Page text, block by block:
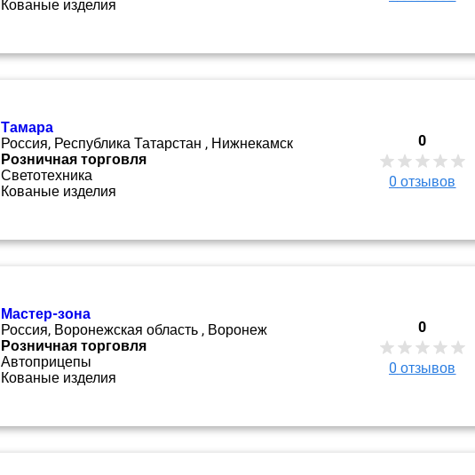
Кованые изделия
Тамара
Россия, Республика Татарстан , Нижнекамск
Розничная торговля
Светотехника
Кованые изделия
0
0 отзывов
Мастер-зона
Россия, Воронежская область , Воронеж
Розничная торговля
Автоприцепы
Кованые изделия
0
0 отзывов